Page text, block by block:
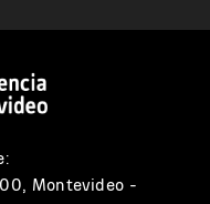
Montevideo -